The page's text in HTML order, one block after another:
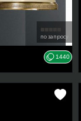
по запросу
1440